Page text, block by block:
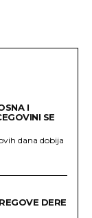
I
SE
dana dobija
DERE